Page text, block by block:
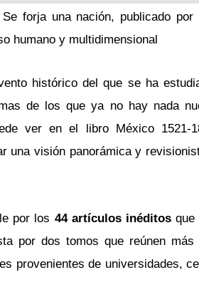
forja una nación, publicado
humano y multidimensional
histórico del que se ha
de los que ya no hay nada
ver en el libro México 1521-
una visión panorámica y
por los 44 artículos inéditosque
por dos tomos que reúnen
provenientes de universidades,